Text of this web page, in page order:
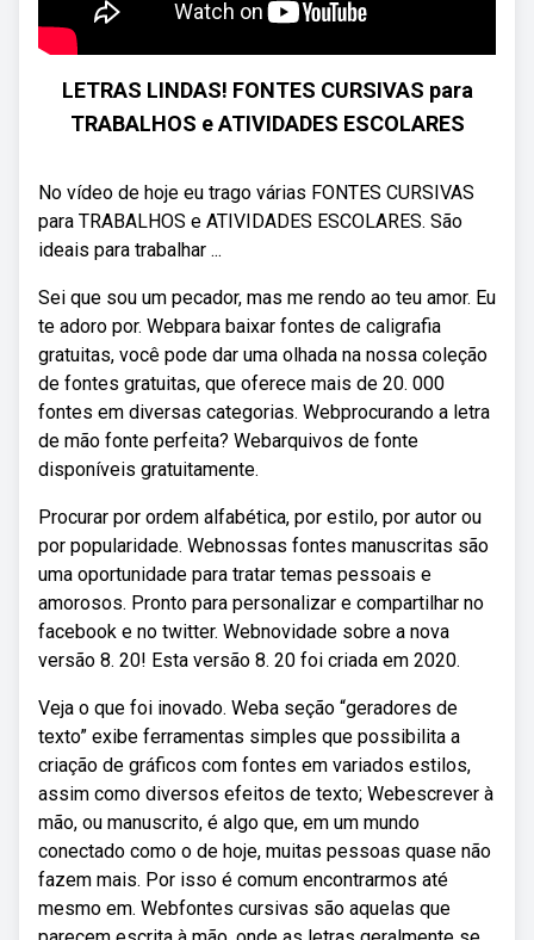
LETRAS LINDAS! FONTES CURSIVAS para
TRABALHOS e ATIVIDADES ESCOLARES
No vídeo de hoje eu trago várias FONTES CURSIVAS
para TRABALHOS e ATIVIDADES ESCOLARES. São
ideais para trabalhar ...
Sei que sou um pecador, mas me rendo ao teu amor. Eu
te adoro por. Webpara baixar fontes de caligrafia
gratuitas, você pode dar uma olhada na nossa coleção
de fontes gratuitas, que oferece mais de 20. 000
fontes em diversas categorias. Webprocurando a letra
de mão fonte perfeita? Webarquivos de fonte
disponíveis gratuitamente.
Procurar por ordem alfabética, por estilo, por autor ou
por popularidade. Webnossas fontes manuscritas são
uma oportunidade para tratar temas pessoais e
amorosos. Pronto para personalizar e compartilhar no
facebook e no twitter. Webnovidade sobre a nova
versão 8. 20! Esta versão 8. 20 foi criada em 2020.
Veja o que foi inovado. Weba seção “geradores de
texto” exibe ferramentas simples que possibilita a
criação de gráficos com fontes em variados estilos,
assim como diversos efeitos de texto; Webescrever à
mão, ou manuscrito, é algo que, em um mundo
conectado como o de hoje, muitas pessoas quase não
fazem mais. Por isso é comum encontrarmos até
mesmo em. Webfontes cursivas são aquelas que